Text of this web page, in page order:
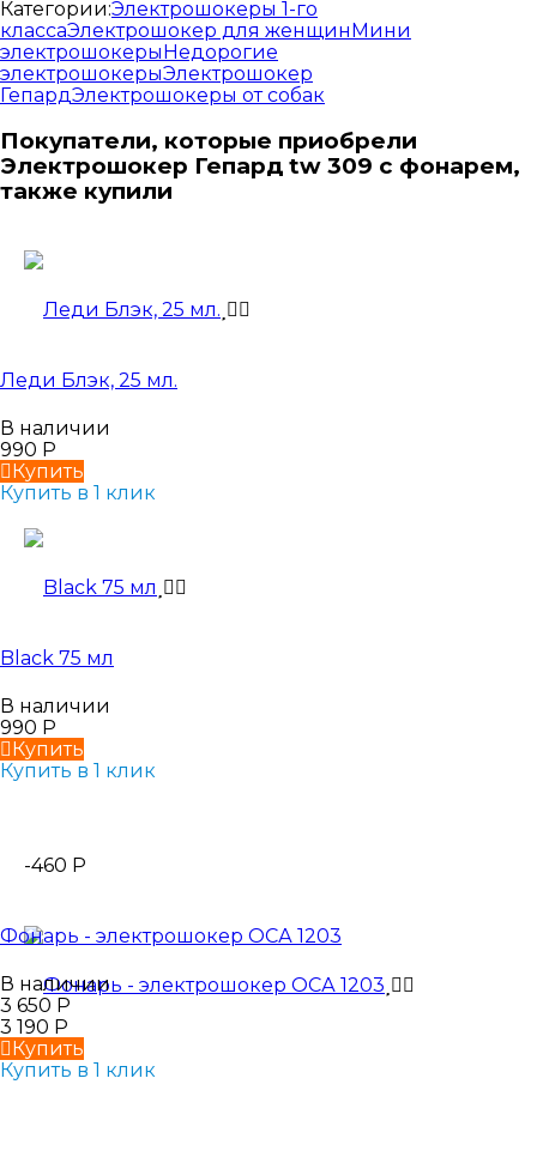
Категории:Электрошокеры 1-го
классаЭлектрошокер для женщинМини
электрошокерыНедорогие
электрошокерыЭлектрошокер
ГепардЭлектрошокеры от собак
Покупатели, которые приобрели
Электрошокер Гепард tw 309 с фонарем,
также купили
Леди Блэк, 25 мл.
В наличии
990 Р
Купить
Купить в 1 клик
Black 75 мл
В наличии
990 Р
Купить
Купить в 1 клик
-460 Р
Фонарь - электрошокер ОСА 1203
В наличии
3 650 Р
3 190 Р
Купить
Купить в 1 клик